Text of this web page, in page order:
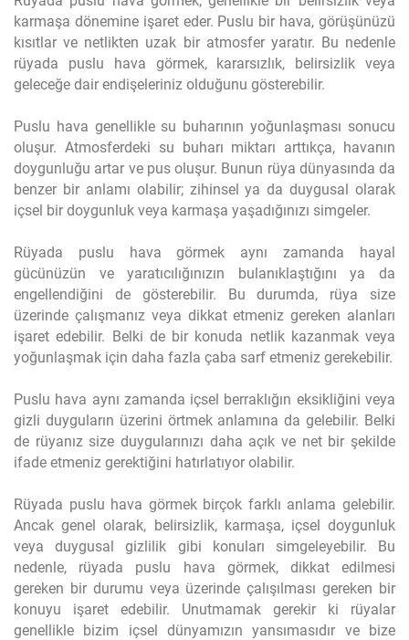
karmaşa dönemine işaret eder. Puslu bir hava, görüşünüzü
kısıtlar ve netlikten uzak bir atmosfer yaratır. Bu nedenle
rüyada puslu hava görmek, kararsızlık, belirsizlik veya
geleceğe dair endişeleriniz olduğunu gösterebilir.
Puslu hava genellikle su buharının yoğunlaşması sonucu
oluşur. Atmosferdeki su buharı miktarı arttıkça, havanın
doygunluğu artar ve pus oluşur. Bunun rüya dünyasında da
benzer bir anlamı olabilir; zihinsel ya da duygusal olarak
içsel bir doygunluk veya karmaşa yaşadığınızı simgeler.
Rüyada puslu hava görmek aynı zamanda hayal
gücünüzün ve yaratıcılığınızın bulanıklaştığını ya da
engellendiğini de gösterebilir. Bu durumda, rüya size
üzerinde çalışmanız veya dikkat etmeniz gereken alanları
işaret edebilir. Belki de bir konuda netlik kazanmak veya
yoğunlaşmak için daha fazla çaba sarf etmeniz gerekebilir.
Puslu hava aynı zamanda içsel berraklığın eksikliğini veya
gizli duyguların üzerini örtmek anlamına da gelebilir. Belki
de rüyanız size duygularınızı daha açık ve net bir şekilde
ifade etmeniz gerektiğini hatırlatıyor olabilir.
Rüyada puslu hava görmek birçok farklı anlama gelebilir.
Ancak genel olarak, belirsizlik, karmaşa, içsel doygunluk
veya duygusal gizlilik gibi konuları simgeleyebilir. Bu
nedenle, rüyada puslu hava görmek, dikkat edilmesi
gereken bir durumu veya üzerinde çalışılması gereken bir
konuyu işaret edebilir. Unutmamak gerekir ki rüyalar
genellikle bizim içsel dünyamızın yansımasıdır ve bize